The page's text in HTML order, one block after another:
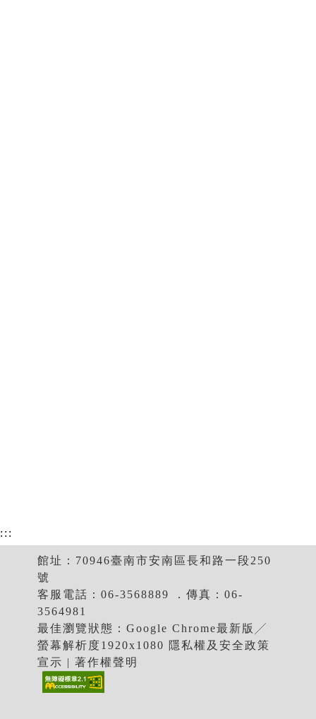
:::
館址：70946臺南市安南區長和路一段250
號
客服電話：06-3568889 ．傳真：06-
3564981
最佳瀏覽狀態：Google Chrome最新版╱
螢幕解析度1920x1080 隱私權及安全政策
宣示 | 著作權聲明